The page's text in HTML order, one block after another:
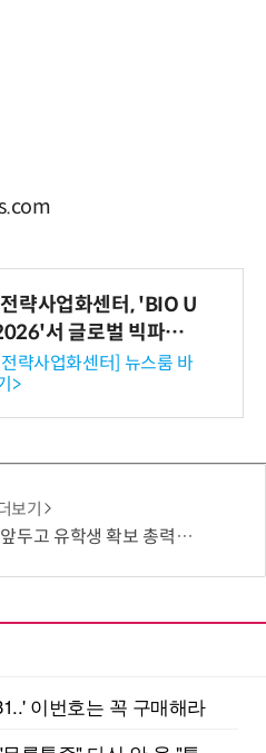
략사업화센터, 'BIO U
서 글로벌 빅파마
비즈니스 미팅 지원…K
해외 진출 교두보 확
략사업화센터] 뉴스룸 바
>
보기
생 확보 총력…순증 경쟁 새 격전지